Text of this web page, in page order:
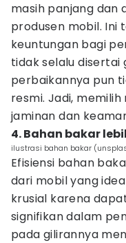
masih panjang dan
produsen mobil. Ini
keuntungan bagi
tidak selalu disertai
perbaikannya pun
resmi. Jadi,
jaminan dan
4. Bahan bakar
ilustrasi bahan bakar
Efisiensi bahan
dari mobil yang
krusial karena
signifikan dalam
pada gilirannya